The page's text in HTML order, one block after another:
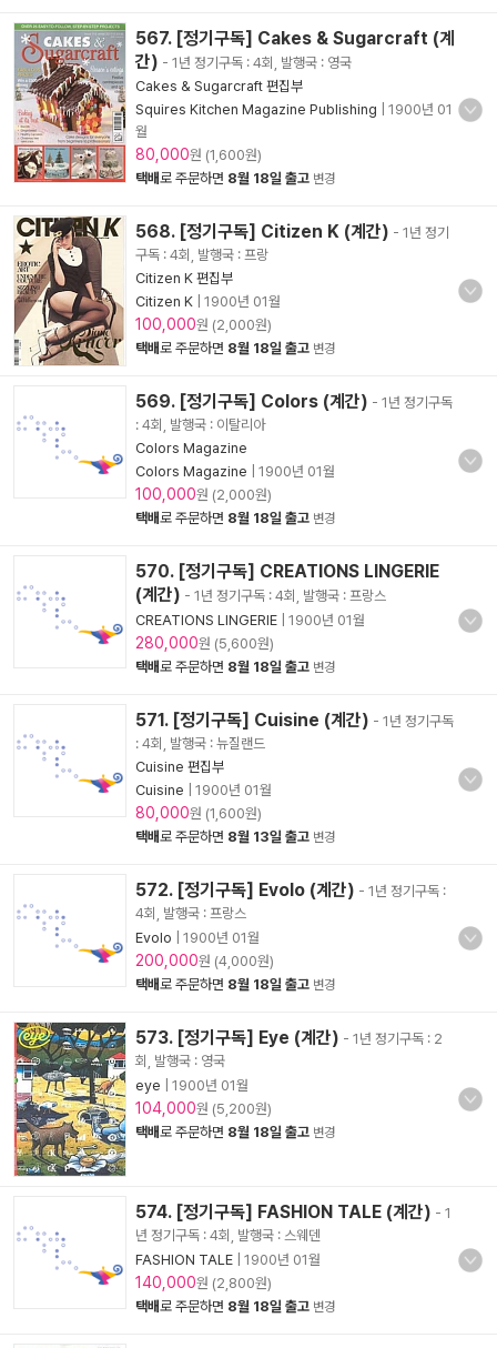
567. [정기구독] Cakes & Sugarcraft (계
간) - 1년 정기구독 : 4회, 발행국 : 영국
Cakes & Sugarcraft 편집부
Squires Kitchen Magazine Publishing
1900년 01
월
80,000원 (1,600원)
택배로 주문하면 8월 18일 출고 변경
568. [정기구독] Citizen K (계간) - 1년 정기
구독 : 4회, 발행국 : 프랑
Citizen K 편집부
Citizen K
1900년 01월
100,000원 (2,000원)
택배로 주문하면 8월 18일 출고 변경
569. [정기구독] Colors (계간) - 1년 정기구독
: 4회, 발행국 : 이탈리아
Colors Magazine
Colors Magazine
1900년 01월
100,000원 (2,000원)
택배로 주문하면 8월 18일 출고 변경
570. [정기구독] CREATIONS LINGERIE
(계간) - 1년 정기구독 : 4회, 발행국 : 프랑스
CREATIONS LINGERIE
1900년 01월
280,000원 (5,600원)
택배로 주문하면 8월 18일 출고 변경
571. [정기구독] Cuisine (계간) - 1년 정기구독
: 4회, 발행국 : 뉴질랜드
Cuisine 편집부
Cuisine
1900년 01월
80,000원 (1,600원)
택배로 주문하면 8월 13일 출고 변경
572. [정기구독] Evolo (계간) - 1년 정기구독 :
4회, 발행국 : 프랑스
Evolo
1900년 01월
200,000원 (4,000원)
택배로 주문하면 8월 18일 출고 변경
573. [정기구독] Eye (계간) - 1년 정기구독 : 2
회, 발행국 : 영국
eye
1900년 01월
104,000원 (5,200원)
택배로 주문하면 8월 18일 출고 변경
574. [정기구독] FASHION TALE (계간) - 1
년 정기구독 : 4회, 발행국 : 스웨덴
FASHION TALE
1900년 01월
140,000원 (2,800원)
택배로 주문하면 8월 18일 출고 변경